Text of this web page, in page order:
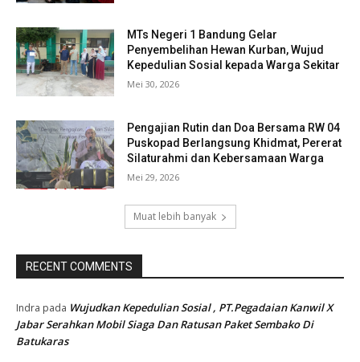
MTs Negeri 1 Bandung Gelar
Penyembelihan Hewan Kurban, Wujud
Kepedulian Sosial kepada Warga Sekitar
Mei 30, 2026
Pengajian Rutin dan Doa Bersama RW 04
Puskopad Berlangsung Khidmat, Pererat
Silaturahmi dan Kebersamaan Warga
Mei 29, 2026
Muat lebih banyak
RECENT COMMENTS
Indra pada Wujudkan Kepedulian Sosial , PT.Pegadaian Kanwil X
Jabar Serahkan Mobil Siaga Dan Ratusan Paket Sembako Di
Batukaras